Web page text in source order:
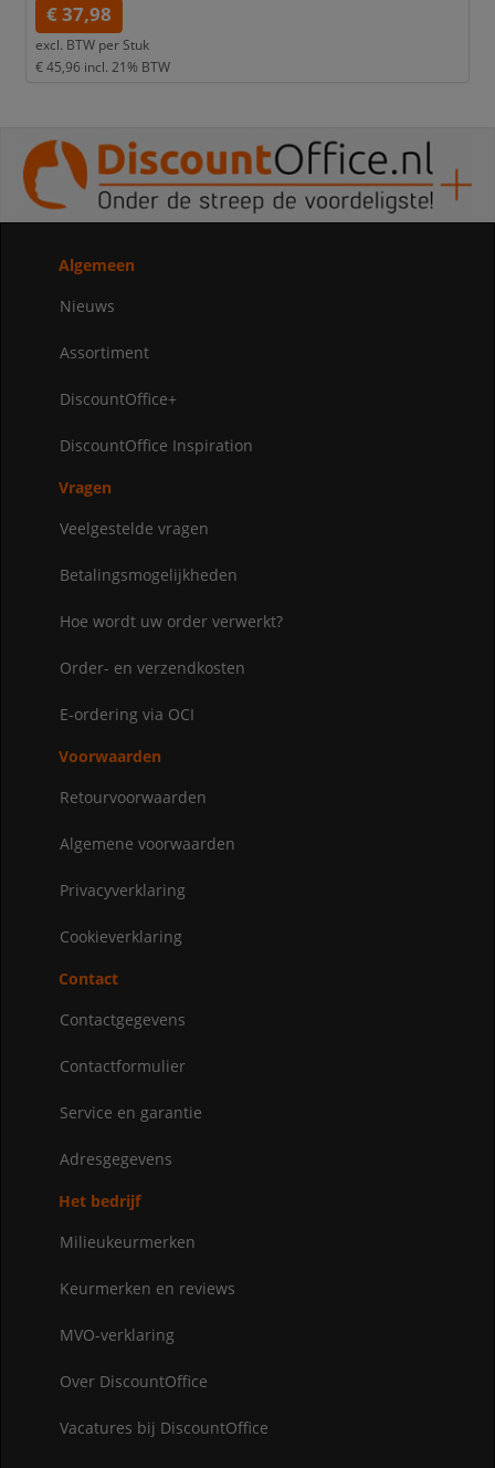
€ 37,98
excl. BTW per Stuk
€ 45,96 incl. 21% BTW
Algemeen
Nieuws
Assortiment
DiscountOffice+
DiscountOffice Inspiration
Vragen
Veelgestelde vragen
Betalingsmogelijkheden
Hoe wordt uw order verwerkt?
Order- en verzendkosten
E-ordering via OCI
Voorwaarden
Retourvoorwaarden
Algemene voorwaarden
Privacyverklaring
Cookieverklaring
Contact
Contactgegevens
Contactformulier
Service en garantie
Adresgegevens
Het bedrijf
Milieukeurmerken
Keurmerken en reviews
MVO-verklaring
Over DiscountOffice
Vacatures bij DiscountOffice